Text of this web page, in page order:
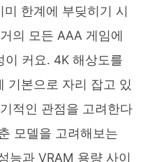
한계에 부딪히기 시
의 모든 AAA 게임에
이 커요. 4K 해상도를
기본으로 자리 잡고 있
적인 관점을 고려한다
모델을 고려해보는
능과 VRAM 용량 사이